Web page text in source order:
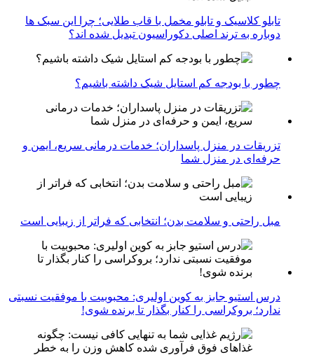
تابلو کلاسیک و تابلو مخمل با قاب طلایی؛ چرا این سبک ها
دوباره به ترند اصلی دکوراسیون تبدیل شده اند؟
چطور با بودجه کم استایل شیک داشته باشیم؟
تزریقات در منزل پاسداران؛ خدمات درمانی سریع، ایمن و
حرفه‌ای در منزل شما
مبل راحتی و سلامت بدن؛ انتخابی که فراتر از زیبایی است
درس استیو جابز به کوین اولیری: محبوبیت با موفقیت نسبتی
ندارد؛ بروکراسی را کنار بگذار تا برنده شوی!